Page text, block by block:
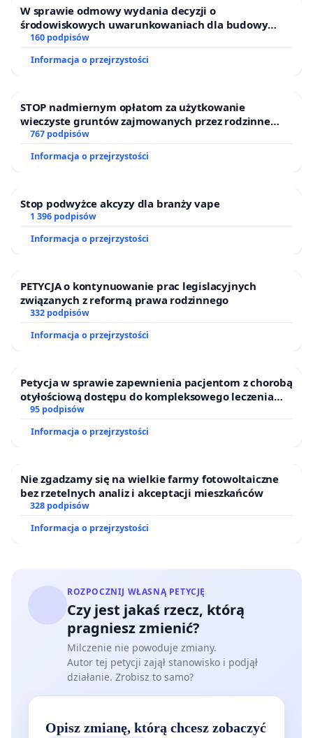
W sprawie odmowy wydania decyzji o
środowiskowych uwarunkowaniach dla budowy
zakładu wytwarzania biometanu „Krynki” w
Puszczy Knyszyńskiej
160 podpisów
Informacja o przejrzystości
STOP nadmiernym opłatom za użytkowanie
wieczyste gruntów zajmowanych przez rodzinne
ogrody działkowe.
767 podpisów
Informacja o przejrzystości
Stop podwyżce akcyzy dla branży vape
1 396 podpisów
Informacja o przejrzystości
PETYCJA o kontynuowanie prac legislacyjnych
związanych z reformą prawa rodzinnego
332 podpisów
Informacja o przejrzystości
Petycja w sprawie zapewnienia pacjentom z chorobą
otyłościową dostępu do kompleksowego leczenia
oraz programów profilaktycznych.
95 podpisów
Informacja o przejrzystości
Nie zgadzamy się na wielkie farmy fotowoltaiczne
bez rzetelnych analiz i akceptacji mieszkańców
328 podpisów
Informacja o przejrzystości
ROZPOCZNIJ WŁASNĄ PETYCJĘ
Czy jest jakaś rzecz, którą
pragniesz zmienić?
Milczenie nie powoduje zmiany.
Autor tej petycji zajął stanowisko i podjął
działanie. Zrobisz to samo?
Opisz zmianę, którą chcesz zobaczyć